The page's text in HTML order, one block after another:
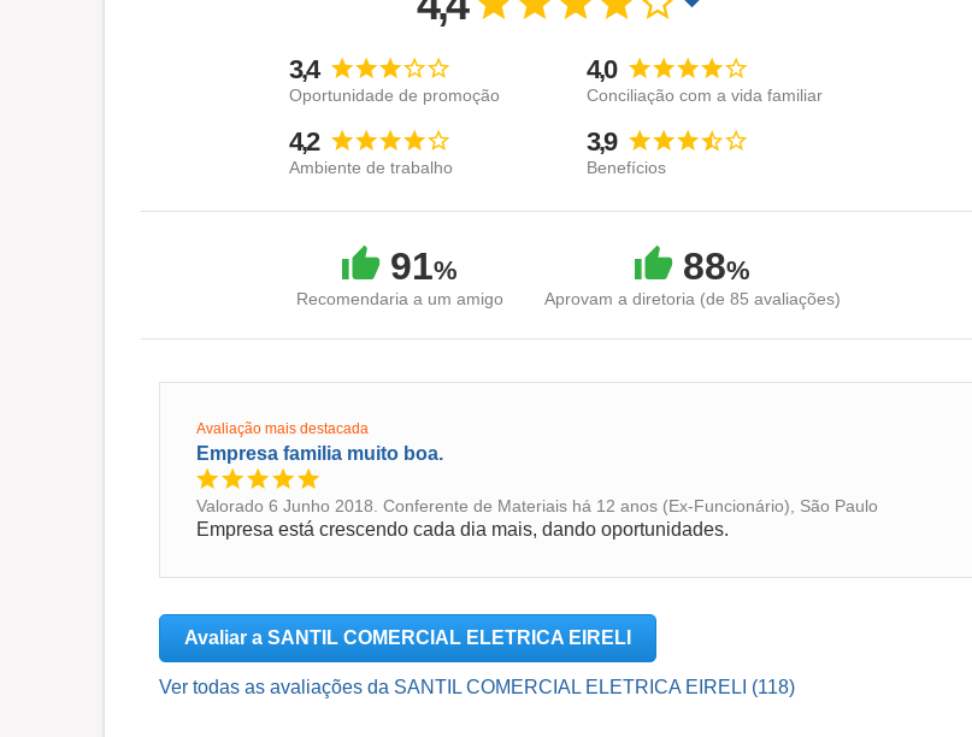
3,4
Oportunidade de promoção
4,0
Conciliação com a vida familiar
4,2
Ambiente de trabalho
3,9
Benefícios
91%
Recomendaria a um amigo
88%
Aprovam a diretoria (de 85 avaliações)
Avaliação mais destacada
Empresa familia muito boa.
Valorado 6 Junho 2018. Conferente de Materiais há 12 anos (Ex-Funcionário), São Paulo
Empresa está crescendo cada dia mais, dando oportunidades.
Avaliar a SANTIL COMERCIAL ELETRICA EIRELI
Ver todas as avaliações da SANTIL COMERCIAL ELETRICA EIRELI (118)